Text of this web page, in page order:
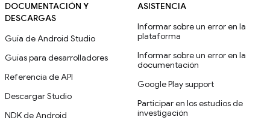
DOCUMENTACIÓN Y
DESCARGAS
Guía de Android Studio
Guías para desarrolladores
Referencia de API
Descargar Studio
NDK de Android
ASISTENCIA
Informar sobre un error en la
plataforma
Informar sobre un error en la
documentación
Google Play support
Participar en los estudios de
investigación